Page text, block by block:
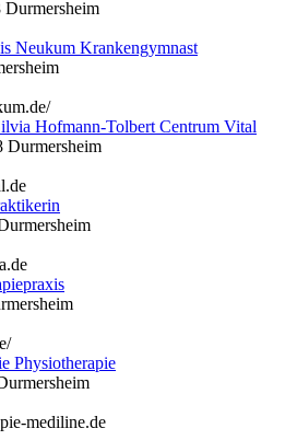
Durmersheim
Neukum Krankengymnast
Hofmann-Tolbert Centrum Vital
Durmersheim
Physiotherapie
mediline.de